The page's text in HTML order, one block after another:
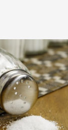
fenntartása
okozhatja annak